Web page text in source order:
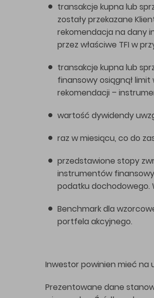
transakcje kupna lub
zostały przekazane
rekomendacja na dany
przez właściwe TFI w
transakcje kupna lub
finansowy osiągnął
rekomendacji –
wartość dywidendy
raz w miesiącu, co do
przedstawione stopy
instrumentów
podatku dochodowego.
Benchmark dla
portfela akcyjnego.
Inwestor powinien mieć na
Prezentowane dane